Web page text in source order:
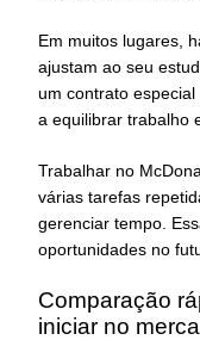
Em muitos lugares,
ajustam ao seu
um contrato
a equilibrar trabalho
Trabalhar no
várias tarefas
gerenciar tempo.
oportunidades no
Comparação
iniciar no